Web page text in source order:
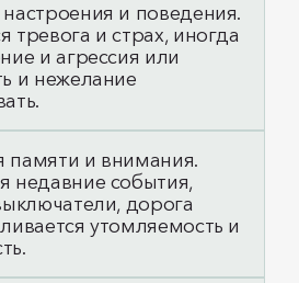
и поведения.
тревога и страх, иногда
и агрессия или
и нежелание
памяти и внимания.
недавние события,
дорога
утомляемость и